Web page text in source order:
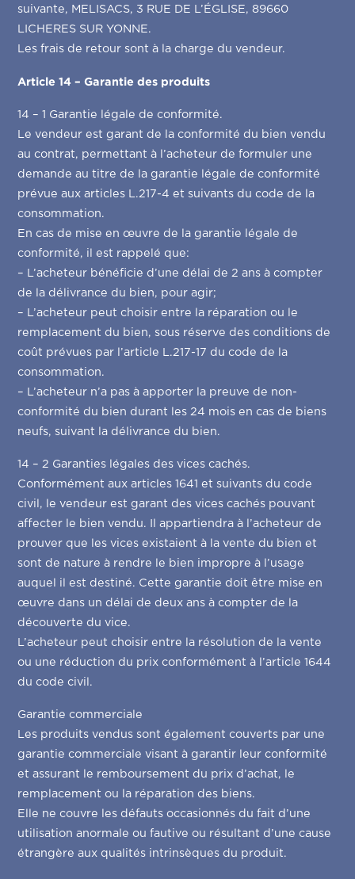
suivante, MELISACS, 3 RUE DE L’ÉGLISE, 89660
LICHERES SUR YONNE.
Les frais de retour sont à la charge du vendeur.
Article 14 – Garantie des produits
14 – 1 Garantie légale de conformité.
Le vendeur est garant de la conformité du bien vendu
au contrat, permettant à l’acheteur de formuler une
demande au titre de la garantie légale de conformité
prévue aux articles L.217-4 et suivants du code de la
consommation.
En cas de mise en œuvre de la garantie légale de
conformité, il est rappelé que:
– L’acheteur bénéficie d’une délai de 2 ans à compter
de la délivrance du bien, pour agir;
– L’acheteur peut choisir entre la réparation ou le
remplacement du bien, sous réserve des conditions de
coût prévues par l’article L.217-17 du code de la
consommation.
– L’acheteur n’a pas à apporter la preuve de non-
conformité du bien durant les 24 mois en cas de biens
neufs, suivant la délivrance du bien.
14 – 2 Garanties légales des vices cachés.
Conformément aux articles 1641 et suivants du code
civil, le vendeur est garant des vices cachés pouvant
affecter le bien vendu. Il appartiendra à l’acheteur de
prouver que les vices existaient à la vente du bien et
sont de nature à rendre le bien impropre à l’usage
auquel il est destiné. Cette garantie doit être mise en
œuvre dans un délai de deux ans à compter de la
découverte du vice.
L’acheteur peut choisir entre la résolution de la vente
ou une réduction du prix conformément à l’article 1644
du code civil.
Garantie commerciale
Les produits vendus sont également couverts par une
garantie commerciale visant à garantir leur conformité
et assurant le remboursement du prix d’achat, le
remplacement ou la réparation des biens.
Elle ne couvre les défauts occasionnés du fait d’une
utilisation anormale ou fautive ou résultant d’une cause
étrangère aux qualités intrinsèques du produit.